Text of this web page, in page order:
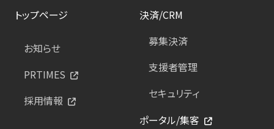
トップページ
お知らせ
PRTIMES
採用情報
決済/CRM
募集決済
支援者管理
セキュリティ
ポータル/集客